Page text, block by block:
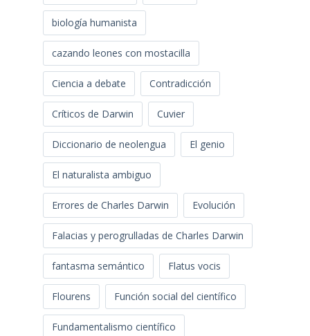
biología humanista
cazando leones con mostacilla
Ciencia a debate Contradicción
Críticos de Darwin Cuvier
Diccionario de neolengua El genio
El naturalista ambiguo
Errores de Charles Darwin Evolución
Falacias y perogrulladas de Charles Darwin
fantasma semántico Flatus vocis
Flourens Función social del científico
Fundamentalismo científico